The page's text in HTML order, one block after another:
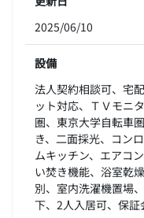
2025/06/10
設備
法人契約相談可、宅
ット対応、ＴＶモニ
圏、東京大学自転車
き、二面採光、コン
ムキッチン、エアコ
い焚き機能、浴室乾
別、室内洗濯機置場
下、2人入居可、保証